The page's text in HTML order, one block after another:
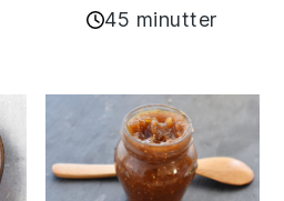
45 minutter